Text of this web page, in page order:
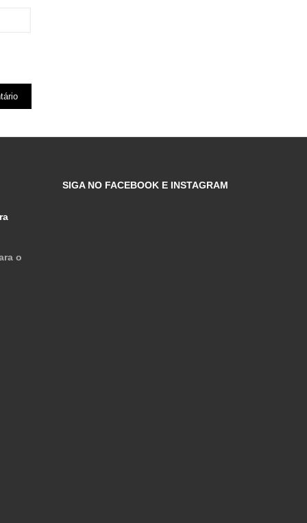
o
SIGA NO FACEBOOK E INSTAGRAM